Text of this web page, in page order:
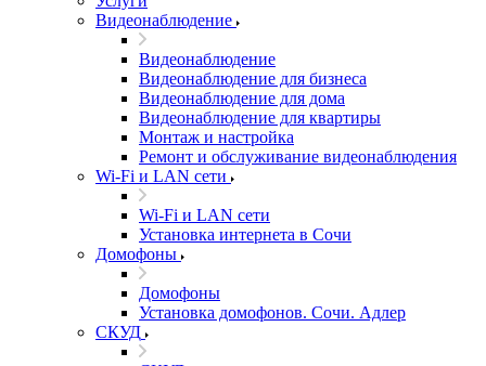
Видеонаблюдение
Видеонаблюдение
Видеонаблюдение для бизнеса
Видеонаблюдение для дома
Видеонаблюдение для квартиры
Монтаж и настройка
Ремонт и обслуживание видеонаблюдения
Wi-Fi и LAN сети
Wi-Fi и LAN сети
Установка интернета в Сочи
Домофоны
Домофоны
Установка домофонов. Сочи. Адлер
СКУД